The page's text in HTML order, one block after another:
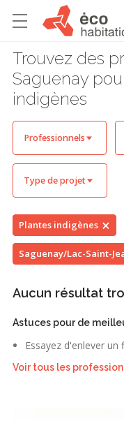
Trouvez des
Saguenay
indigènes
Professionnels
Type de projet
Plantes indigènes
Saguenay/Lac-Saint-
Aucun résultat
Astuces pour de
Essayez d'enlever
Voir tous les